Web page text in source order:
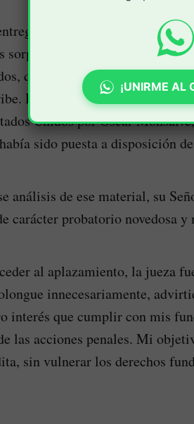
material inédito,
sorprendente el nivel de
quien subrayó la relevancia
Entre ellos, también
Unidos por Óscar
sido puesta a disposición
análisis de ese material, su
carácter probatorio novedosa y
al aplazamiento, la jueza
innecesariamente,
interés que cumplir con mis
las acciones penales. Mi
sin vulnerar los derechos
¡UNIRME AL